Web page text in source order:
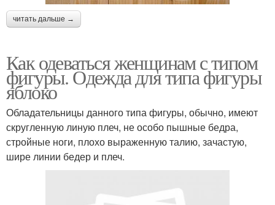
читать дальше →
Как одеваться женщинам с типом
фигуры. Одежда для типа фигуры
яблоко
Обладательницы данного типа фигуры, обычно, имеют
скругленную линую плеч, не особо пышные бедра,
стройные ноги, плохо выраженную талию, зачастую,
шире линии бедер и плеч.